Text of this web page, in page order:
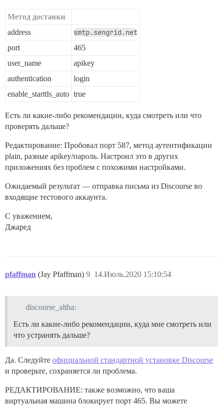
Метод доставки
address
smtp.sengrid.net
port
465
user_name
apikey
authentication
login
enable_starttls_auto true
Есть ли какие-либо рекомендации, куда смотреть или что
проверять дальше?
Редактирование: Пробовал порт 587, метод аутентификации
plain, разные apikey/пароль. Настроил это в других
приложениях без проблем с похожими настройками.
Ожидаемый результат — отправка письма из Discourse во
входящие тестового аккаунта.
С уважением,
Джаред
pfaffman (Jay Pfaffman) 14.Июль.2020 15:10:54
9
discourse_altha:
Есть ли какие-либо рекомендации, куда мне смотреть или
что устранять дальше?
Да. Следуйте официальной стандартной установке Discourse
и проверьте, сохраняется ли проблема.
РЕДАКТИРОВАНИЕ: также возможно, что ваша
виртуальная машина блокирует порт 465. Вы можете